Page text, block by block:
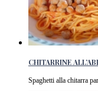
CHITARRINE
Spaghetti alla chitarra